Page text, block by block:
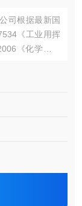
司根据最新国
《工业用挥
《化学试剂
似的石油产品